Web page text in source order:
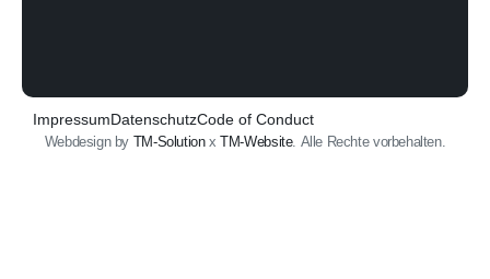
ImpressumDatenschutzCode of Conduct
Webdesign by TM-SolutionxTM-Website. Alle Rechte vorbehalten.